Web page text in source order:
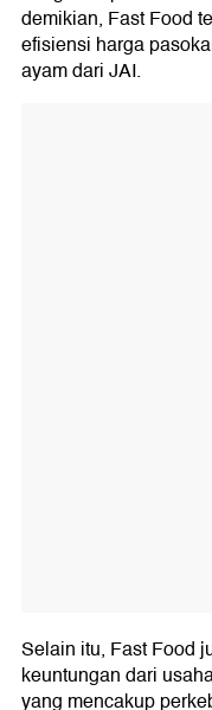
demikian, Fast Food
efisiensi harga
ayam dari JAI.
Selain itu, Fast Food
keuntungan dari
yang mencakup